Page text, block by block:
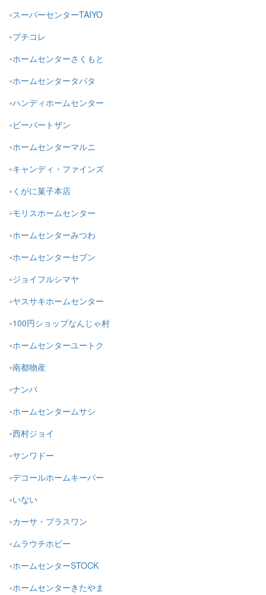
スーパーセンターTAIYO
プチコレ
ホームセンターさくもと
ホームセンタータバタ
ハンディホームセンター
ビーバートザン
ホームセンターマルニ
キャンディ・ファインズ
くがに菓子本店
モリスホームセンター
ホームセンターみつわ
ホームセンターセブン
ジョイフルシマヤ
ヤスサキホームセンター
100円ショップなんじゃ村
ホームセンターユートク
南都物産
ナンバ
ホームセンタームサシ
西村ジョイ
サンワドー
デコールホームキーパー
いない
カーサ・プラスワン
ムラウチホビー
ホームセンターSTOCK
ホームセンターきたやま